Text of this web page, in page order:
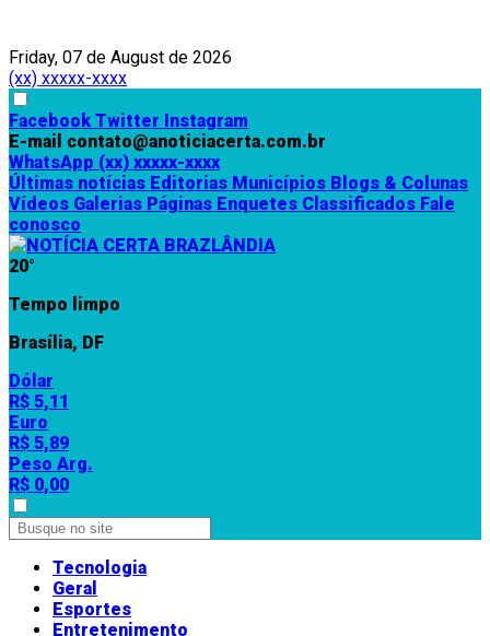
Friday, 07 de August de 2026
(xx) xxxxx-xxxx
Facebook Twitter Instagram
E-mail contato@anoticiacerta.com.br
WhatsApp (xx) xxxxx-xxxx
Últimas notícias Editorias Municípios Blogs & Colunas
Vídeos Galerias Páginas Enquetes Classificados Fale
conosco
20°
Tempo limpo
Brasília, DF
Dólar
R$ 5,11
Euro
R$ 5,89
Peso Arg.
R$ 0,00
Tecnologia
Geral
Esportes
Entretenimento